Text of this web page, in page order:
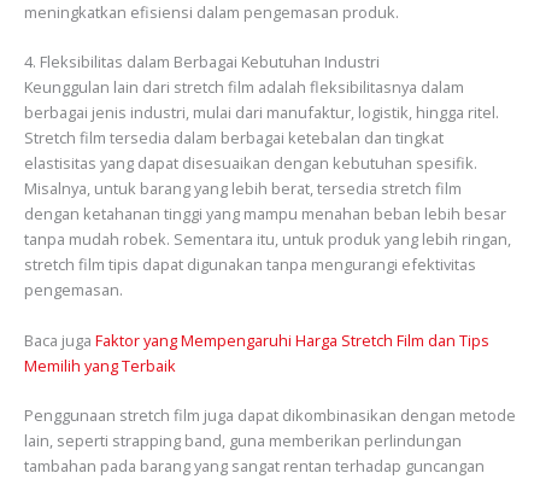
meningkatkan efisiensi dalam pengemasan produk.
4. Fleksibilitas dalam Berbagai Kebutuhan Industri
Keunggulan lain dari stretch film adalah fleksibilitasnya dalam
berbagai jenis industri, mulai dari manufaktur, logistik, hingga ritel.
Stretch film tersedia dalam berbagai ketebalan dan tingkat
elastisitas yang dapat disesuaikan dengan kebutuhan spesifik.
Misalnya, untuk barang yang lebih berat, tersedia stretch film
dengan ketahanan tinggi yang mampu menahan beban lebih besar
tanpa mudah robek. Sementara itu, untuk produk yang lebih ringan,
stretch film tipis dapat digunakan tanpa mengurangi efektivitas
pengemasan.
Baca juga Faktor yang Mempengaruhi Harga Stretch Film dan Tips
Memilih yang Terbaik
Penggunaan stretch film juga dapat dikombinasikan dengan metode
lain, seperti strapping band, guna memberikan perlindungan
tambahan pada barang yang sangat rentan terhadap guncangan